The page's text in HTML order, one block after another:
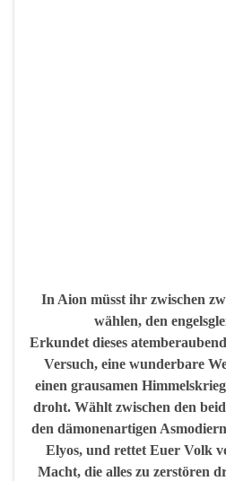
In Aion müsst ihr zwischen
wählen, den
Erkundet dieses
Versuch, eine wunderbare
einen grausamen
droht. Wählt zwischen den
den dämonenartigen
Elyos, und rettet Euer Volk
Macht, die alles zu zerstören